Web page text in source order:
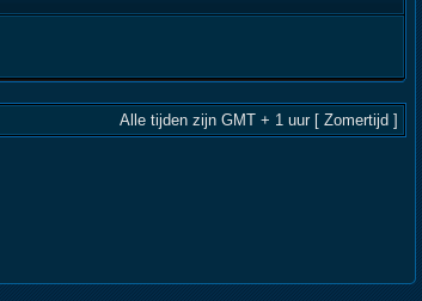
Alle tijden zijn GMT + 1 uur [ Zomertijd ]